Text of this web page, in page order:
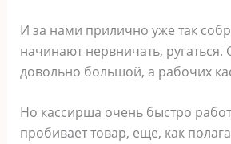
И за нами прилично уже так
начинают нервничать, ругаться.
довольно большой, а рабочих
Но кассирша очень быстро
пробивает товар, еще, как